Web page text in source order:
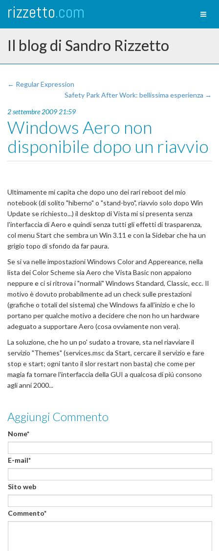
rizzetto.com
Il blog di Sandro Rizzetto
← Regular Expression
Safety Park After Work: bellissima esperienza →
2 settembre 2009 21:59
Windows Aero non
disponibile dopo un riavvio
Ultimamente mi capita che dopo uno dei rari reboot del mio
notebook (di solito "hiberno" o "stand-byo", riavvio solo dopo Win
Update se richiesto...) il desktop di Vista mi si presenta senza
l'interfaccia di Aero e quindi senza tutti gli effetti di trasparenza,
col menu Start che sembra un Win 3.11 e con la Sidebar che ha un
grigio topo di sfondo da far paura.
Se si va nelle impostazioni Windows Color and Appereance, nella
lista dei Color Scheme sia Aero che Vista Basic non appaiono
neppure e ci si ritrova i "normali" Windows Standard, Classic, ecc. Il
motivo è dovuto probabilmente ad un check sulle prestazioni
(grafiche o totali del sistema) che Windows fa all'inizio e che lo
portano per qualche motivo a decidere che non ho un hardware
adeguato a supportare Aero (cosa ovviamente non vera).
La soluzione, che ho un po' sudato a trovare, sta nel riavviare il
servizio "Themes" (services.msc da Start, cercare il servizio e fare
stop e start; ogni tanto il slor restart non basta) che come per
magia fa tornare l'interfaccia della GUI a qualcosa di piú consono
agli anni 2000...
Aggiungi Commento
Nome*
E-mail*
Sito web
Commento*